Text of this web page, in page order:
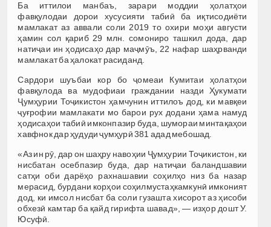
Ба иттилои манбаъ, зарари моддии ҳолатҳои
фавқулодаи дорои хусусияти табиӣ ба иқтисодиёти
мамлакат аз аввали соли 2019 то охири моҳи августи
ҳамин сол қариб 29 млн. сомониро ташкил дода, дар
натиҷаи ин ҳодисаҳо дар маҷмӯъ, 22 нафар шаҳрванди
мамлакат ба ҳалокат расиданд.
Сардори шуъбаи кор бо ҷомеаи Кумитаи ҳолатҳои
фавқулода ва мудофиаи граждании назди Ҳукумати
Ҷумҳурии Тоҷикистон ҳамчунин иттилоъ дод, ки мавқеи
ҷуғрофии мамлакати мо барои рух додани ҳама намуд
ҳодисаҳои табиӣ имконпазир буда, шумораи минтақаҳои
хавфнок дар ҳудуди ҷумҳурӣ 381 адад мебошад.
«Аз ин рӯ, дар он шаҳру навоҳии Ҷумҳурии Тоҷикистон, ки
нисбатан осебпазир буда, дар натиҷаи баландшавии
сатҳи оби дарёҳо рахнашавии соҳилҳо низ ба назар
мерасид, бурдани корҳои соҳилмустаҳкамкунӣ имконият
дод, ки имсол нисбат ба соли гузашта хисорот аз ҳисоби
обхезӣ камтар ба қайд гирифта шавад», — изҳор дошт У.
Юсуфӣ.